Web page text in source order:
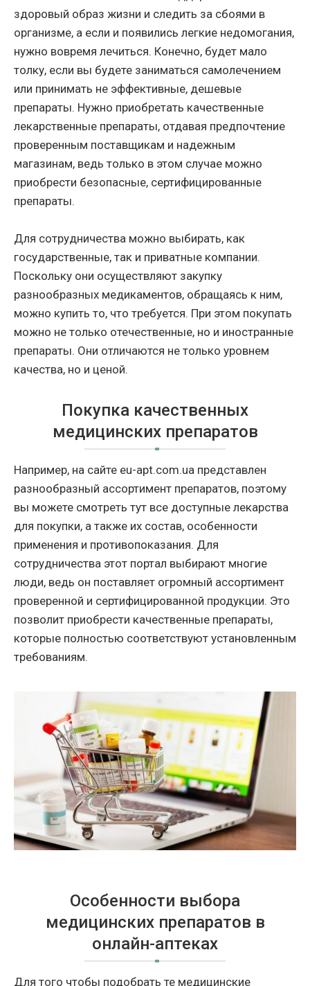
здоровый образ жизни и следить за сбоями в
организме, а если и появились легкие недомогания,
нужно вовремя лечиться. Конечно, будет мало
толку, если вы будете заниматься самолечением
или принимать не эффективные, дешевые
препараты. Нужно приобретать качественные
лекарственные препараты, отдавая предпочтение
проверенным поставщикам и надежным
магазинам, ведь только в этом случае можно
приобрести безопасные, сертифицированные
препараты.
Для сотрудничества можно выбирать, как
государственные, так и приватные компании.
Поскольку они осуществляют закупку
разнообразных медикаментов, обращаясь к ним,
можно купить то, что требуется. При этом покупать
можно не только отечественные, но и иностранные
препараты. Они отличаются не только уровнем
качества, но и ценой.
Покупка качественных
медицинских препаратов
Например, на сайте eu-apt.com.ua представлен
разнообразный ассортимент препаратов, поэтому
вы можете смотреть тут все доступные лекарства
для покупки, а также их состав, особенности
применения и противопоказания. Для
сотрудничества этот портал выбирают многие
люди, ведь он поставляет огромный ассортимент
проверенной и сертифицированной продукции. Это
позволит приобрести качественные препараты,
которые полностью соответствуют установленным
требованиям.
Особенности выбора
медицинских препаратов в
онлайн-аптеках
Для того чтобы подобрать те медицинские